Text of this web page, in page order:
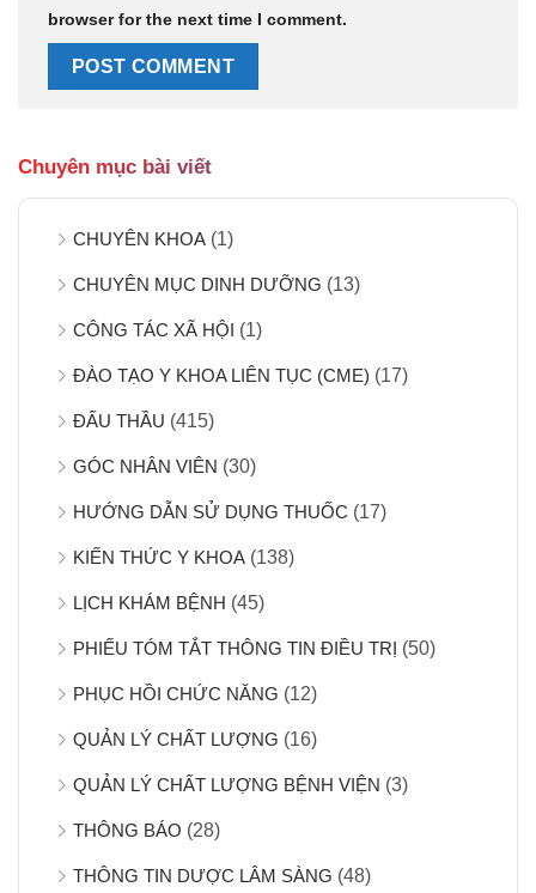
browser for the next time I comment.
Chuyên mục bài viết
CHUYÊN KHOA (1)
CHUYÊN MỤC DINH DƯỠNG (13)
CÔNG TÁC XÃ HỘI (1)
ĐÀO TẠO Y KHOA LIÊN TỤC (CME) (17)
ĐẤU THẦU (415)
GÓC NHÂN VIÊN (30)
HƯỚNG DẪN SỬ DỤNG THUỐC (17)
KIẾN THỨC Y KHOA (138)
LỊCH KHÁM BỆNH (45)
PHIẾU TÓM TẮT THÔNG TIN ĐIỀU TRỊ (50)
PHỤC HỒI CHỨC NĂNG (12)
QUẢN LÝ CHẤT LƯỢNG (16)
QUẢN LÝ CHẤT LƯỢNG BỆNH VIỆN (3)
THÔNG BÁO (28)
THÔNG TIN DƯỢC LÂM SÀNG (48)